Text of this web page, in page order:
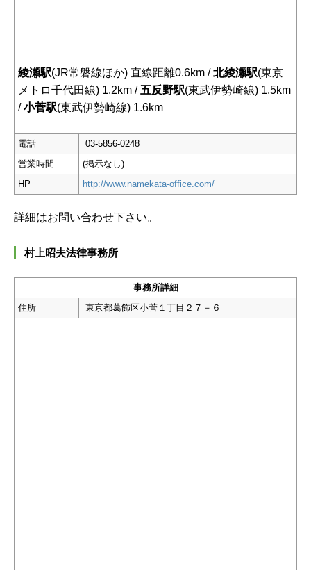
綾瀬駅(JR常磐線ほか) 直線距離0.6km /北綾瀬駅(東京
メトロ千代田線) 1.2km / 五反野駅(東武伊勢崎線) 1.5km
/小菅駅(東武伊勢崎線) 1.6km
電話
03-5856-0248
営業時間
(掲示なし)
HP
http://www.namekata-office.com/
詳細はお問い合わせ下さい。
村上昭夫法律事務所
事務所詳細
住所
東京都葛飾区小菅１丁目２７－６